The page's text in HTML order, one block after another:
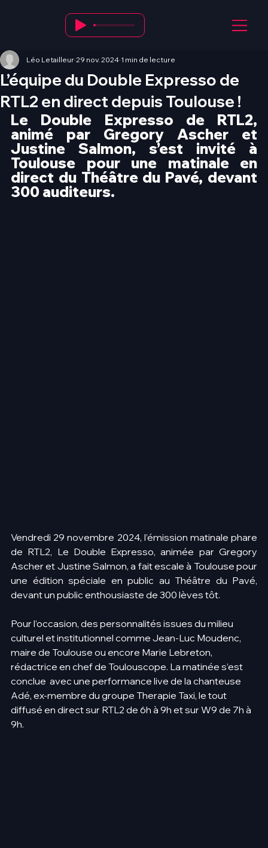
L’équipe du Double Expresso de
RTL2 en direct depuis Toulouse !
Léo Letailleur 29 nov. 2024 1 min de lecture
Le Double Expresso de RTL2,
animé par Gregory Ascher et
Justine Salmon, s’est invité à
Toulouse pour une matinale en
direct du Théâtre du Pavé, devant
300 auditeurs.
Vendredi 29 novembre 2024, l’émission matinale phare
de RTL2, Le Double Expresso, animée par Gregory
Ascher et Justine Salmon, a fait escale à Toulouse pour
une édition spéciale en public au Théâtre du Pavé,
devant un public enthousiaste de 300 lèves tôt.
Pour l’occasion, des personnalités issues du milieu
culturel et institutionnel comme Jean-Luc Moudenc,
maire de Toulouse ou encore Marie Lebreton,
rédactrice en chef de Toulouscope. La matinée s’est
conclue  avec une performance live de la chanteuse
Adé, ex-membre du groupe Therapie Taxi, le tout
diffusé en direct sur RTL2 de 6h à 9h et sur W9 de 7h à
9h.